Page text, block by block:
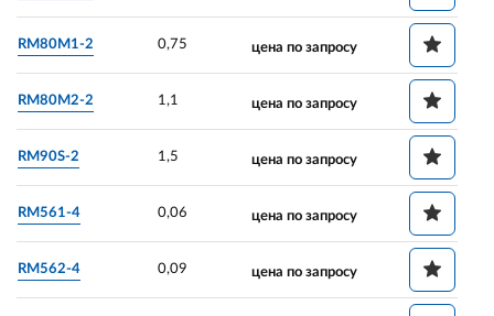
RM80M1-2 0,75 цена по запросу
RM80M2-2 1,1 цена по запросу
RM90S-2 1,5 цена по запросу
RM561-4 0,06 цена по запросу
RM562-4 0,09 цена по запросу